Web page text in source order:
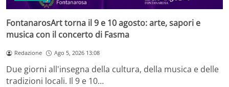
FontanarosArt torna il 9 e 10 agosto: arte, sapori e
musica con il concerto di Fasma
Redazione Ago 5, 2026 13:08
Due giorni all'insegna della cultura, della musica e delle
tradizioni locali. Il 9 e 10…